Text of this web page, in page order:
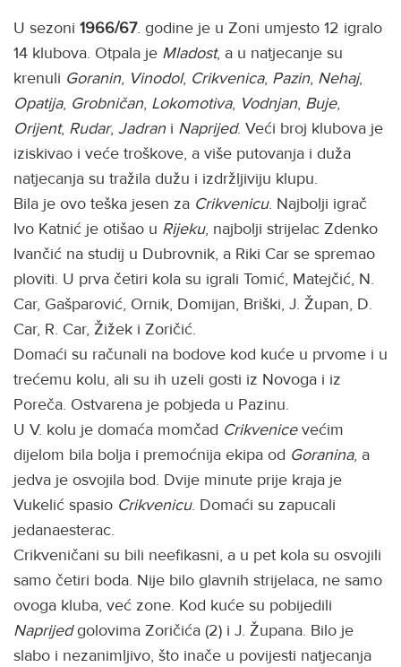
U sezoni 1966/67. godine je u Zoni umjesto 12 igralo
14 klubova. Otpala je Mladost, a u natjecanje su
krenuli Goranin, Vinodol, Crikvenica, Pazin, Nehaj,
Opatija, Grobničan, Lokomotiva, Vodnjan, Buje,
Orijent, Rudar, Jadrani Naprijed. Veći broj klubova je
iziskivao i veće troškove, a više putovanja i duža
natjecanja su tražila dužu i izdržljiviju klupu.
Bila je ovo teška jesen za Crikvenicu. Najbolji igrač
Ivo Katnić je otišao u Rijeku, najbolji strijelac Zdenko
Ivančić na studij u Dubrovnik, a Riki Car se spremao
ploviti. U prva četiri kola su igrali Tomić, Matejčić, N.
Car, Gašparović, Ornik, Domijan, Briški, J. Župan, D.
Car, R. Car, Žižek i Zoričić.
Domaći su računali na bodove kod kuće u prvome i u
trećemu kolu, ali su ih uzeli gosti iz Novoga i iz
Poreča. Ostvarena je pobjeda u Pazinu.
U V. kolu je domaća momčad Crikvenicevećim
dijelom bila bolja i premoćnija ekipa od Goranina, a
jedva je osvojila bod. Dvije minute prije kraja je
Vukelić spasio Crikvenicu. Domaći su zapucali
jedanaesterac.
Crikveničani su bili neefikasni, a u pet kola su osvojili
samo četiri boda. Nije bilo glavnih strijelaca, ne samo
ovoga kluba, već zone. Kod kuće su pobijedili
Naprijedgolovima Zoričića (2) i J. Župana. Bilo je
slabo i nezanimljivo, što inače u povijesti natjecanja